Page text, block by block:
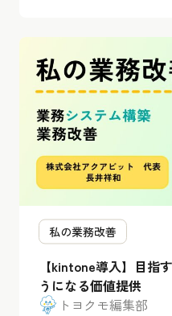
私の業務改善
【kintone導入】目指
うになる価値提供
トヨクモ編集部